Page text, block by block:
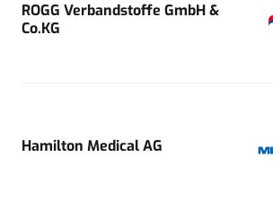
ROGG Verbandstoffe GmbH &
Co.KG
Hamilton Medical AG